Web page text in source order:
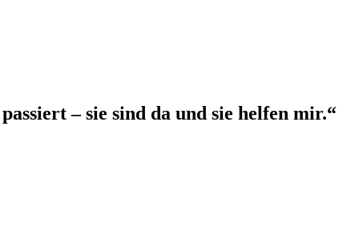
– sie sind da und sie helfen mir.“